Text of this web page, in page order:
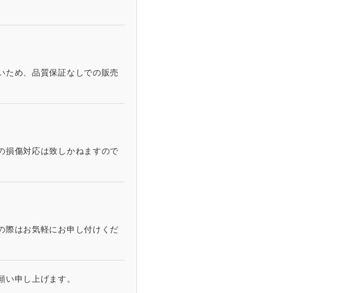
ため、品質保証なしでの販売
損傷対応は致しかねますので
際はお気軽にお申し付けくだ
申し上げます。